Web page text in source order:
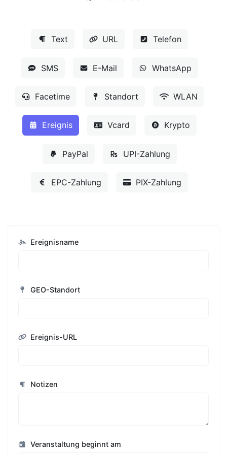
Text URL Telefon
SMS E-Mail WhatsApp
Facetime Standort WLAN
Ereignis Vcard Krypto
PayPal UPI-Zahlung
EPC-Zahlung PIX-Zahlung
Ereignisname
GEO-Standort
Ereignis-URL
Notizen
Veranstaltung beginnt am